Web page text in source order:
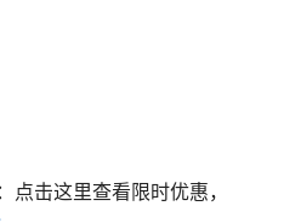
击这里查看限时优惠，